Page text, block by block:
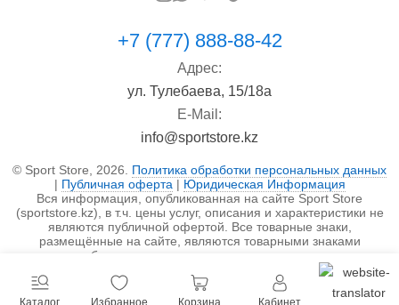
+7 (777) 888-88-42
Адрес:
ул. Тулебаева, 15/18а
E-Mail:
info@sportstore.kz
© Sport Store, 2026. Политика обработки персональных данных
| Публичная оферта | Юридическая Информация
Вся информация, опубликованная на сайте Sport Store
(sportstore.kz), в т.ч. цены услуг, описания и характеристики не
являются публичной офертой. Все товарные знаки,
размещённые на сайте, являются товарными знаками
правообладателя и используются исключительно в
Каталог Избранное Корзина Кабинет